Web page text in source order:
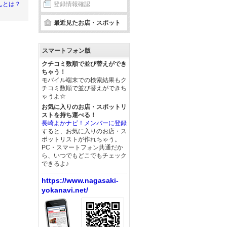
とは？ 登録情報確認
最近見たお店・スポット
スマートフォン版
クチコミ数順で並び替えができ
ちゃう！
モバイル端末での検索結果もク
チコミ数順で並び替えができち
ゃうよ☆
お気に入りのお店・スポットリ
ストを持ち運べる！
長崎よかナビ！メンバーに登録
すると、お気に入りのお店・ス
ポットリストが作れちゃう。
PC・スマートフォン共通だか
ら、いつでもどこでもチェック
できるよ♪
https://www.nagasaki-
yokanavi.net/